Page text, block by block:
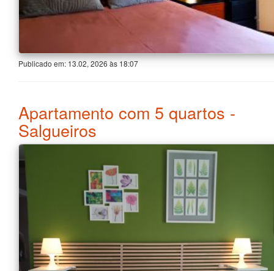
Publicado em: 13.02, 2026 às 18:07
Apartamento com 5 quartos -
Salgueiros